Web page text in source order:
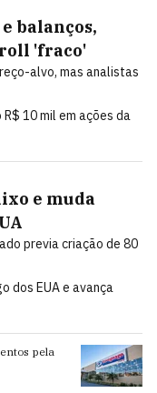
balanços,
'fraco'
alvo, mas analistas
10 mil em ações da
e muda
previa criação de 80
dos EUA e avança
de SP
de R$